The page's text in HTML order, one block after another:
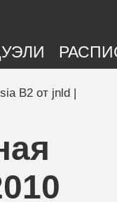
B2 от jnld |